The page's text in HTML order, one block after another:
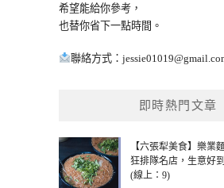
希望能給你參考，
也替你省下一點時間。
聯絡方式：
即時熱門文章
【六張犁美食】樂業
狂排隊名店，生意好
(線上：9)